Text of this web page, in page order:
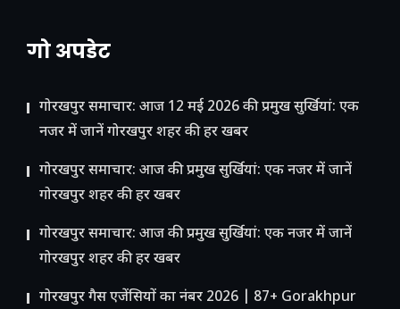
गो अपडेट
गोरखपुर समाचार: आज 12 मई 2026 की प्रमुख सुर्खियां: एक
नजर में जानें गोरखपुर शहर की हर खबर
गोरखपुर समाचार: आज की प्रमुख सुर्खियां: एक नजर में जानें
गोरखपुर शहर की हर खबर
गोरखपुर समाचार: आज की प्रमुख सुर्खियां: एक नजर में जानें
गोरखपुर शहर की हर खबर
गोरखपुर गैस एजेंसियों का नंबर 2026 | 87+ Gorakhpur